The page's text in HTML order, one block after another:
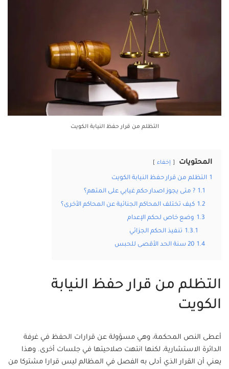
التظلم من قرار حفظ النيابة الكويت
المحتويات إخفاء
1 التظلم من قرار حفظ النيابة الكويت
1.1 ? متى يجوز اصدار حكم غيابي على المتهم؟
1.2 كيف تختلف المحاكم الجنائية عن المحاكم الأخرى؟
1.3 وضع خاص لحكم الإعدام
1.3.1 تنفيذ الحكم الجزائي
1.4 20 سنة الحد الأقصى للحبس
التظلم من قرار حفظ النيابة
الكويت
أعطى النص المحكمة، وهي مسؤولة عن قرارات الحفظ في غرفة
الدائرة الاستشارية، لكنها انتهت صلاحيتها في جلسات أخرى. وهذا
يعني أن القرار الذي أدلى به الفصل في المظالم ليس قرارا مشتركا من